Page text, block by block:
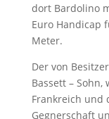
dort Bardolino
Euro Handicap
Meter.
Der von
Bassett –
Frankreich und
Gegnerschaft